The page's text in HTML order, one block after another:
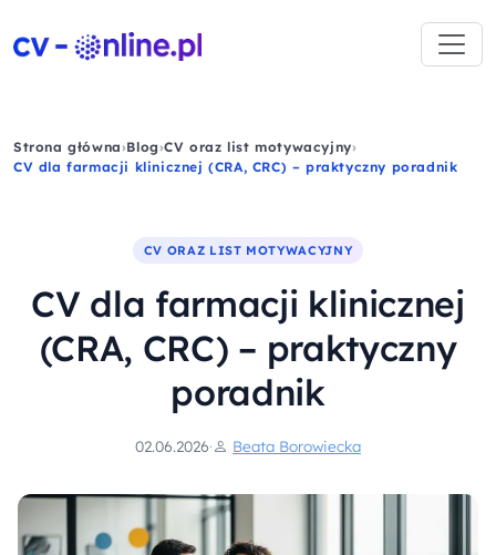
Strona główna›Blog›CV oraz list motywacyjny›
CV dla farmacji klinicznej (CRA, CRC) – praktyczny poradnik
CV ORAZ LIST MOTYWACYJNY
CV dla farmacji klinicznej
(CRA, CRC) – praktyczny
poradnik
02.06.2026· Beata Borowiecka